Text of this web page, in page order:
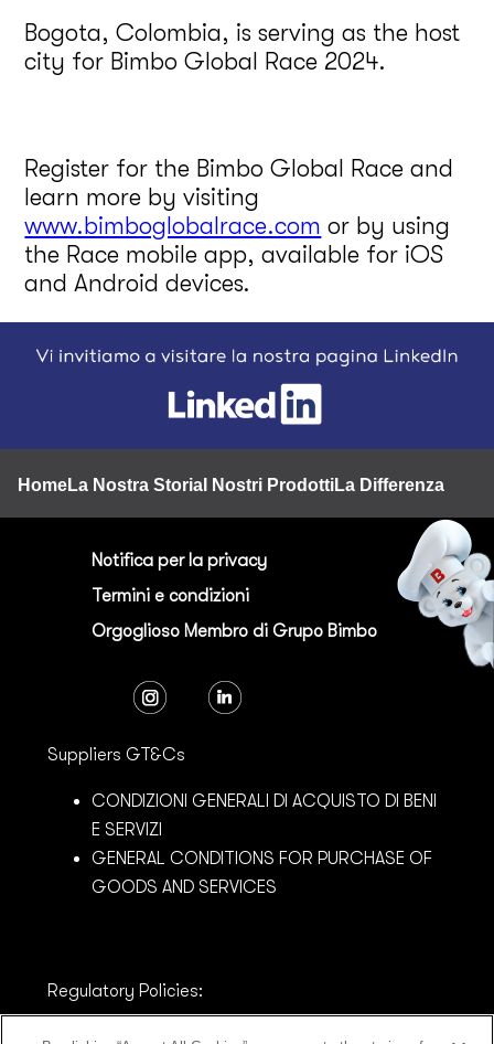
Bogota, Colombia, is serving as the host
city for Bimbo Global Race 2024.
Register for the Bimbo Global Race and
learn more by visiting
www.bimboglobalrace.com or by using
the Race mobile app, available for iOS
and Android devices.
Footer
HomeLa Nostra Storia I Nostri ProdottiLa Differenza BQ
Notifica per la privacy
Termini e condizioni
Orgoglioso Membro di Grupo Bimbo
Suppliers GT&Cs
CONDIZIONI GENERALI DI ACQUISTO DI BENI
E SERVIZI
GENERAL CONDITIONS FOR PURCHASE OF
GOODS AND SERVICES
Regulatory Policies:
MODELLO DI ORGANIZZAZIONE E GESTIONE